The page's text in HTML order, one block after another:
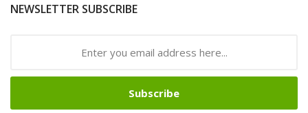
NEWSLETTER SUBSCRIBE
Subscribe